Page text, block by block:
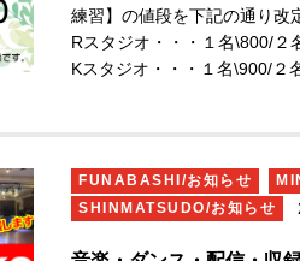
練習】の値段を下記の通り改
Rスタジオ・・・１名\800/２
Kスタジオ・・・１名\900/２
FUNABASHI/お知らせ
SHINMATSUDO/お知らせ